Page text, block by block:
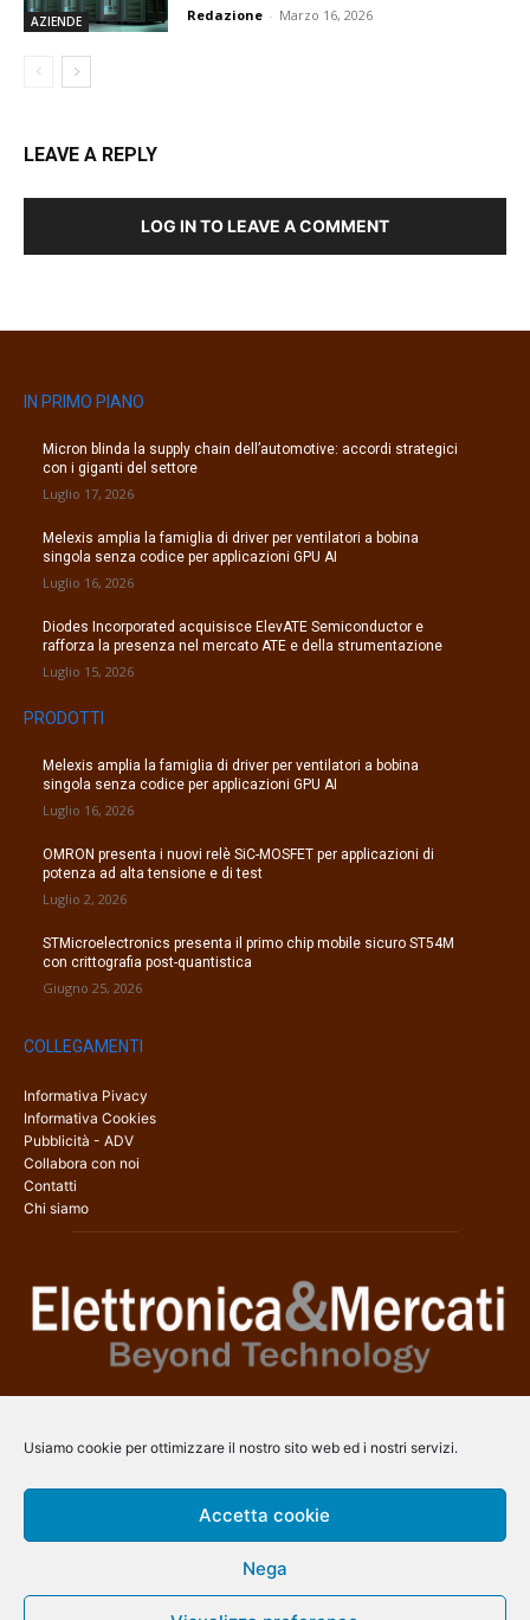
Usiamo cookie per ottimizzare il nostro sito web ed i nostri servizi.
Accetta cookie
Nega
AZIENDE Redazione - Marzo 16, 2026
LEAVE A REPLY
LOG IN TO LEAVE A COMMENT
IN PRIMO PIANO
Micron blinda la supply chain dell’automotive: accordi strategici
con i giganti del settore
Luglio 17, 2026
Melexis amplia la famiglia di driver per ventilatori a bobina
singola senza codice per applicazioni GPU AI
Luglio 16, 2026
Diodes Incorporated acquisisce ElevATE Semiconductor e
rafforza la presenza nel mercato ATE e della strumentazione
Luglio 15, 2026
PRODOTTI
Melexis amplia la famiglia di driver per ventilatori a bobina
singola senza codice per applicazioni GPU AI
Luglio 16, 2026
OMRON presenta i nuovi relè SiC-MOSFET per applicazioni di
potenza ad alta tensione e di test
Luglio 2, 2026
STMicroelectronics presenta il primo chip mobile sicuro ST54M
con crittografia post-quantistica
Giugno 25, 2026
COLLEGAMENTI
Informativa Pivacy
Informativa Cookies
Pubblicità - ADV
Collabora con noi
Contatti
Chi siamo
una copertura a 360° che coinvolge tecnologie, prodotti, mercati e
info@arscommunication.it
SEGUICI